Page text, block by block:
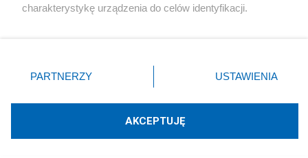
Technologię dostarcza:W3media.pl
charakterystykę urządzenia do celów identyfikacji.
zmienić/wycofać klikając przycisk ustawień prywatności
znajdujący się w lewym dolnym rogu strony
rodzaje przetwarzania danych nie wymagają zgody
użytkownika, ale masz prawo sprzeciwić się takiemu
PARTNERZY USTAWIENIA
AKCEPTUJĘ